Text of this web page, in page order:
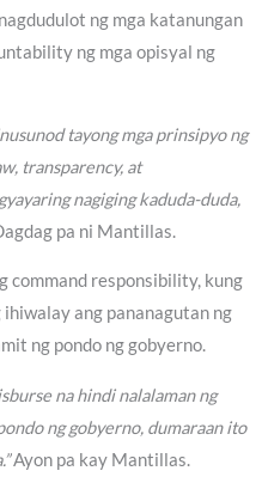
ng mga katanungan
ng mga opisyal ng
tayong mga prinsipyo ng
transparency, at
nagiging kaduda-duda,
pa ni Mantillas.
command responsibility, kung
ang pananagutan ng
ng pondo ng gobyerno.
na hindi nalalaman ng
ng gobyerno, dumaraan ito
Ayon pa kay Mantillas.